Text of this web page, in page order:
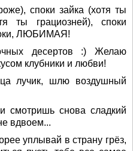
споки зайка (хотя ты
ты грациозней), споки
ЛЮБИМАЯ!
десертов :) Желаю
клубники и любви!
лучик, шлю воздушный
смотришь снова сладкий
вдвоем...
уплывай в страну грёз,